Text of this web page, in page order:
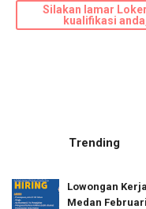
Silakan lamar
kualifikasi
Trending
Lowongan
Medan